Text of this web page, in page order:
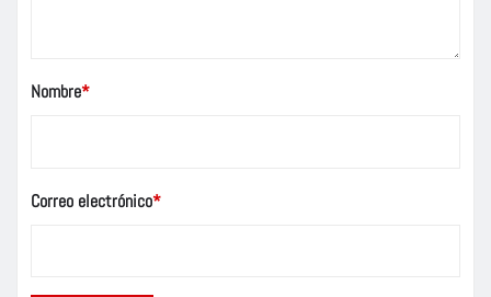
Nombre*
Correo electrónico*